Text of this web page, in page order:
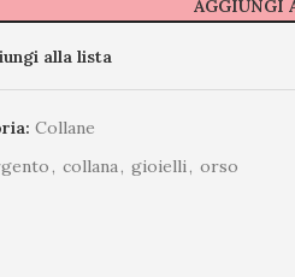
AGGIUNGI
alla lista
Collane
, collana, gioielli, orso